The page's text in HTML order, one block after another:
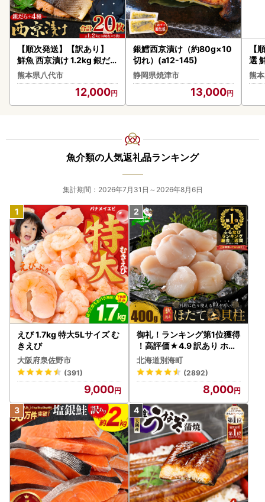
【順次発送】【訳あり】
鮮魚 西京漬け 1.2kg 銀だ
ら入り 20枚 4切れ×5袋 西
京漬け
熊本県八代市
12,000
銀鱈西京漬け（約80g×10
切れ）(a12-145)
静岡県焼津市
13,000
【
選
だ
枚
だ
熊
魚介類の人気返礼品ランキング
集計期間：2026年7月31日～2026年8月6日
えび 1.7kg 特大5Lサイズ む
きえび
大阪府泉佐野市
(391)
9,000
御礼！ランキング第1位獲得
！高評価★4.9 訳あり ホタ
テ 400g（ほたて 帆立 貝柱
冷凍 ）
北海道別海町
(2892)
8,000